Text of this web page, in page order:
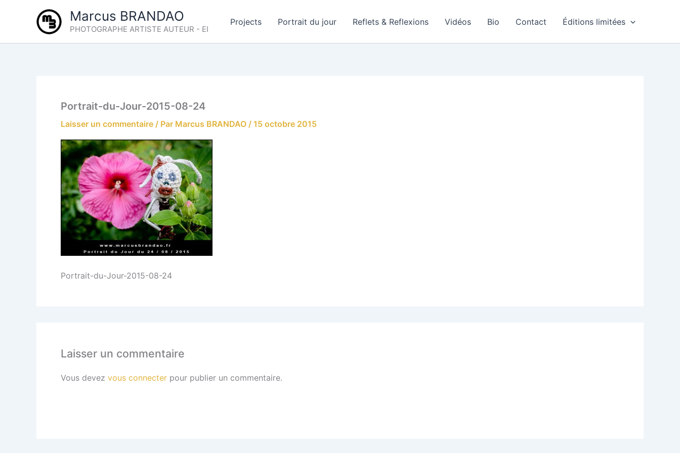
Marcus BRANDAO
PHOTOGRAPHE ARTISTE AUTEUR - EI
Projects Portrait du jour Reflets & Reflexions Vidéos Bio Contact Éditions limitées
Portrait-du-Jour-2015-08-24
Laisser un commentaire / Par Marcus BRANDAO / 15 octobre 2015
Portrait-du-Jour-2015-08-24
Laisser un commentaire
Vous devez vous connecter pour publier un commentaire.